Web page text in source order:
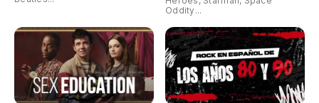
Oddity...